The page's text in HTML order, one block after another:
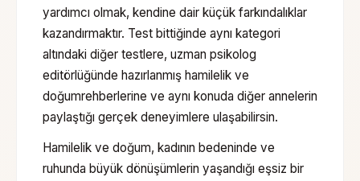
yardımcı olmak, kendine dair küçük farkındalıklar
kazandırmaktır. Test bittiğinde aynı kategori
altındaki diğer testlere, uzman psikolog
editörlüğünde hazırlanmış hamilelik ve
doğumrehberlerine ve aynı konuda diğer annelerin
paylaştığı gerçek deneyimlere ulaşabilirsin.
Hamilelik ve doğum, kadının bedeninde ve
ruhunda büyük dönüşümlerin yaşandığı eşsiz bir